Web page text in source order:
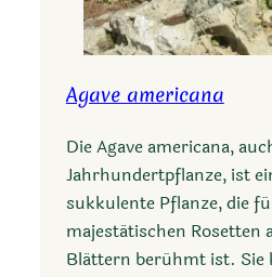
Agave americana
Die Agave americana,
Jahrhundertpflanze, ist
sukkulente Pflanze, die
majestätischen Rosetten
Blättern berühmt ist. Sie